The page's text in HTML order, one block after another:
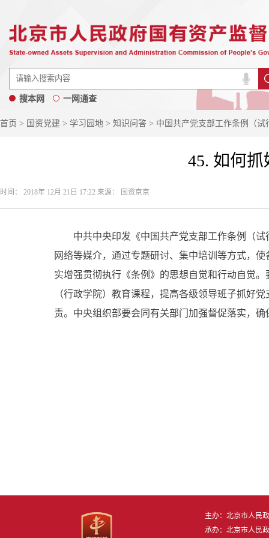
搜本网 一网通查
首页 > 国资党建 > 学习园地 > 知识问答 > 中国共产党支部工作条例（试
45. 如何
时间： 2018年 12月 21日 17:22 来源： 国资京京
中共中央印发《中国共产党支部工作条例（试
网络等媒介，通过专题研讨、集中培训等方式，
实增强贯彻执行《条例》的思想自觉和行动自觉
（行政学院）教育课程，提高各级领导班子抓好
责。中央组织部要会同有关部门加强督促落实，
主办：北京市人民
承办：北京市人民